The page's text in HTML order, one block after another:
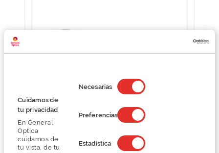
Cuidamos de
tu privacidad
En General
Optica
cuidamos de
tu vista, de tu
de
consentimiento
Necesarias
Preferencias
Estadística
Oakley PITCHMAN R 0OX8105
149,25 €
199,00 €